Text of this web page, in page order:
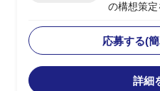
の構想策定
内の主要メ
で
OMO機能
・幹部の
応募する(
詳細